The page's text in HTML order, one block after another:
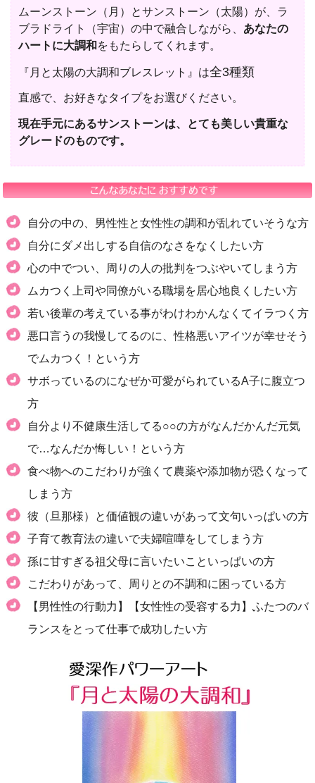
ムーンストーン（月）とサンストーン（太陽）が、ラ
ブラドライト（宇宙）の中で融合しながら、 あなたの
ハートに大調和 をもたらしてくれます。
『月と太陽の大調和ブレスレット』は全3種類
直感で、お好きなタイプをお選びください。
現在手元にあるサンストーンは、とても美しい貴重な
グレードのものです。
自分の中の、男性性と女性性の調和が乱れていそうな方
自分にダメ出しする自信のなさをなくしたい方
心の中でつい、周りの人の批判をつぶやいてしまう方
ムカつく上司や同僚がいる職場を居心地良くしたい方
若い後輩の考えている事がわけわかんなくてイラつく方
悪口言うの我慢してるのに、性格悪いアイツが幸せそう
でムカつく！という方
サボっているのになぜか可愛がられているA子に腹立つ
方
自分より不健康生活してる○○の方がなんだかんだ元気
で…なんだか悔しい！という方
食べ物へのこだわりが強くて農薬や添加物が恐くなって
しまう方
彼（旦那様）と価値観の違いがあって文句いっぱいの方
子育て教育法の違いで夫婦喧嘩をしてしまう方
孫に甘すぎる祖父母に言いたいこといっぱいの方
こだわりがあって、周りとの不調和に困っている方
【男性性の行動力】【女性性の受容する力】ふたつのバ
ランスをとって仕事で成功したい方